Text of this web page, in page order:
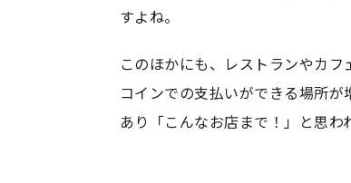
すよね。
このほかにも、レストランやカ
コインでの支払いができる場所
あり「こんなお店まで！」と思わ